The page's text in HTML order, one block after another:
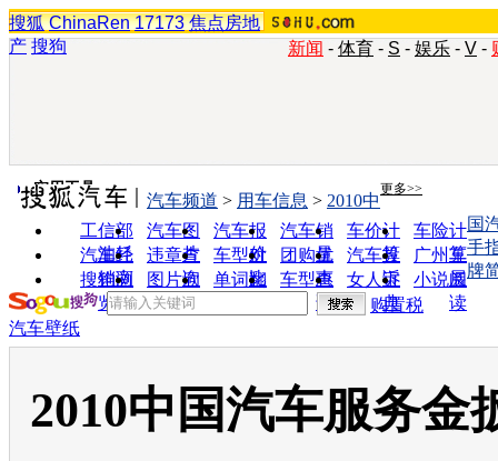
搜狐 ChinaRen 17173 焦点房地
产 搜狗 新闻 - 体育 - S - 娱乐 - V -
实用工具 更多>>
工信部
油耗
汽车图
片
汽车报
价
汽车销
量
车价计
算
车险计
算
汽车经
销商
违章查
询
车型对
比
团购优
惠
汽车投
诉
广州车
展
搜狗浏
览器
图片欣
赏
单词翻
车型查
询
女人宝
典
小说阅
读
汽车频道 > 用车信息 > 2010中
国
手
牌
购置税
汽车壁纸
2010中国汽车服务金